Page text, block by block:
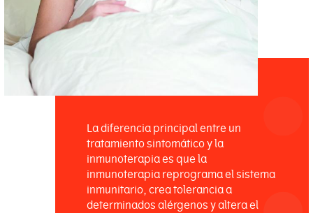
La diferencia principal entre un
tratamiento sintomático y la
inmunoterapia es que la
inmunoterapia reprograma el sistema
inmunitario, crea tolerancia a
determinados alérgenos y altera el